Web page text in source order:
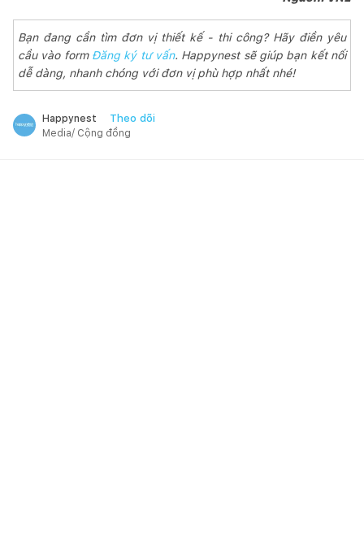
Bạn đang cần tìm đơn vị thiết kế - thi công? Hãy điền yêu
cầu vào form Đăng ký tư vấn. Happynest sẽ giúp bạn kết nối
dễ dàng, nhanh chóng với đơn vị phù hợp nhất nhé!
Happynest Theo dõi
Media/ Cộng đồng